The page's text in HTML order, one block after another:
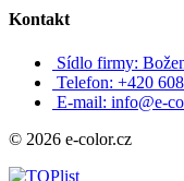
Kontakt
Sídlo firmy:
Telefon: +420
E-mail: info@e-
© 2026 e-color.cz